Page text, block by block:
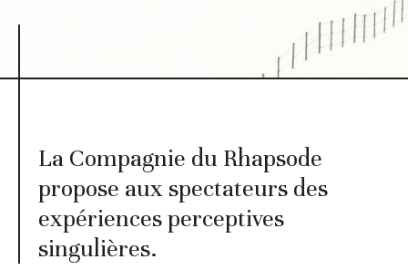
La Compagnie du Rhapsode
propose aux spectateurs des
expériences perceptives
singulières.